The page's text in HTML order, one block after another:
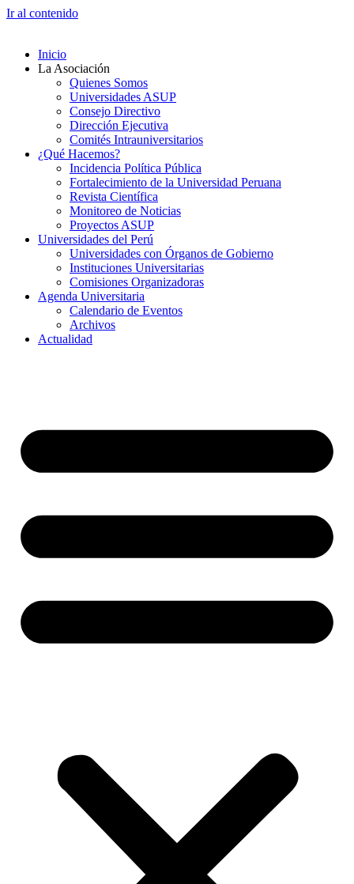
Ir al contenido
Inicio
La Asociación
Quienes Somos
Universidades ASUP
Consejo Directivo
Dirección Ejecutiva
Comités Intrauniversitarios
¿Qué Hacemos?
Incidencia Política Pública
Fortalecimiento de la Universidad Peruana
Revista Científica
Monitoreo de Noticias
Proyectos ASUP
Universidades del Perú
Universidades con Órganos de Gobierno
Instituciones Universitarias
Comisiones Organizadoras
Agenda Universitaria
Calendario de Eventos
Archivos
Actualidad